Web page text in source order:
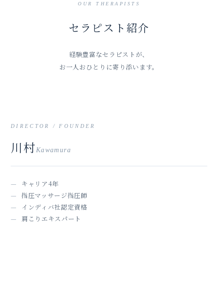
OUR THERAPISTS
セラピスト紹介
経験豊富なセラピストが、
お一人おひとりに寄り添います。
DIRECTOR / FOUNDER
川村Kawamura
キャリア4年
指圧マッサージ指圧師
インディバ社認定資格
肩こりエキスパート